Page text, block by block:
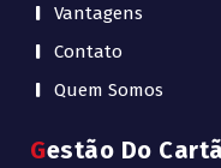
Vantagens
Contato
Quem Somos
Gestão Do